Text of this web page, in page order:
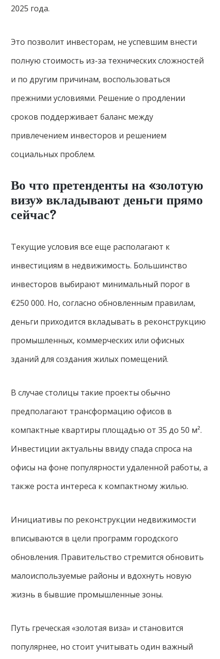
2025 года.
Это позволит инвесторам, не успевшим внести
полную стоимость из-за технических сложностей
и по другим причинам, воспользоваться
прежними условиями. Решение о продлении
сроков поддерживает баланс между
привлечением инвесторов и решением
социальных проблем.
Во что претенденты на «золотую
визу» вкладывают деньги прямо
сейчас?
Текущие условия все еще располагают к
инвестициям в недвижимость. Большинство
инвесторов выбирают минимальный порог в
€250 000. Но, согласно обновленным правилам,
деньги приходится вкладывать в реконструкцию
промышленных, коммерческих или офисных
зданий для создания жилых помещений.
В случае столицы такие проекты обычно
предполагают трансформацию офисов в
компактные квартиры площадью от 35 до 50 м².
Инвестиции актуальны ввиду спада спроса на
офисы на фоне популярности удаленной работы, а
также роста интереса к компактному жилью.
Инициативы по реконструкции недвижимости
вписываются в цели программ городского
обновления. Правительство стремится обновить
малоиспользуемые районы и вдохнуть новую
жизнь в бывшие промышленные зоны.
Путь греческая «золотая виза» и становится
популярнее, но стоит учитывать один важный